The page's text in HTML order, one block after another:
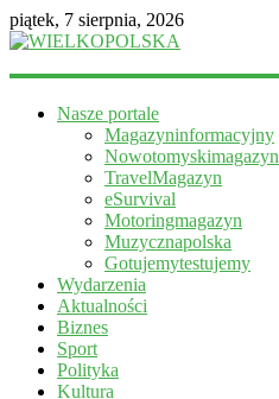
piątek, 7 sierpnia, 2026
WIELKOPOLSKA
informacyjny
Nasze portale
Magazyninformacyjny
Nowotomyskimagazyn
TravelMagazyn
eSurvival
Motoringmagazyn
Muzycznapolska
Gotujemytestujemy
Wydarzenia
Aktualności
Biznes
Sport
Polityka
Kultura